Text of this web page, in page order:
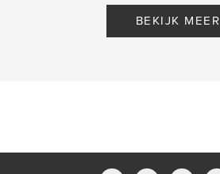
BEKIJK MEER